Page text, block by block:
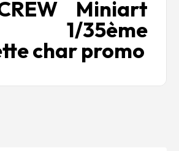
Miniart
1/35ème
char promo